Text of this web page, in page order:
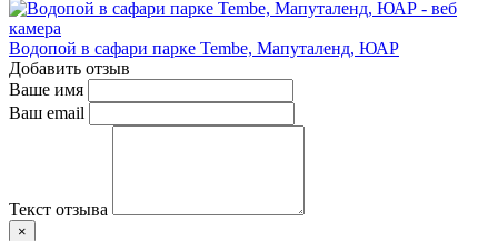
Водопой в сафари парке Tembe, Мапуталенд, ЮАР
Добавить отзыв
Ваше имя
Ваш email
Текст отзыва
×